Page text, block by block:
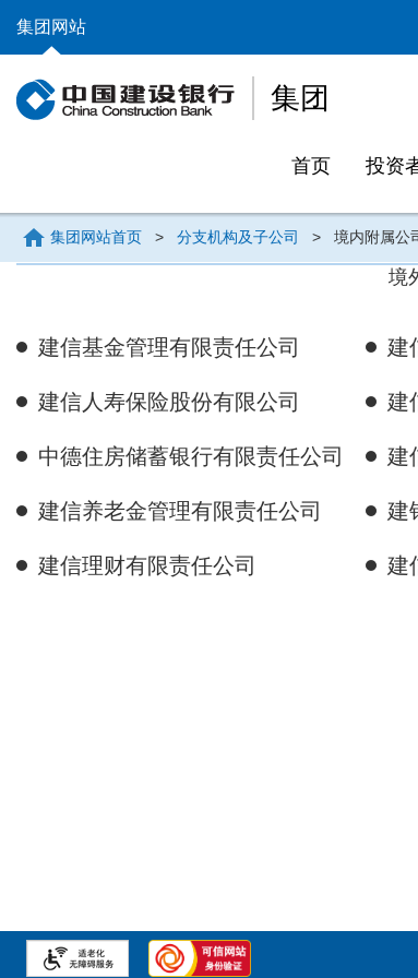
集团网站
集团
首页 投资
集团网站首页 > 分支机构及子公司 > 境内附属公
境
建信基金管理有限责任公司 建
建信人寿保险股份有限公司 建
中德住房储蓄银行有限责任公司 建
建信养老金管理有限责任公司 建
建信理财有限责任公司 建